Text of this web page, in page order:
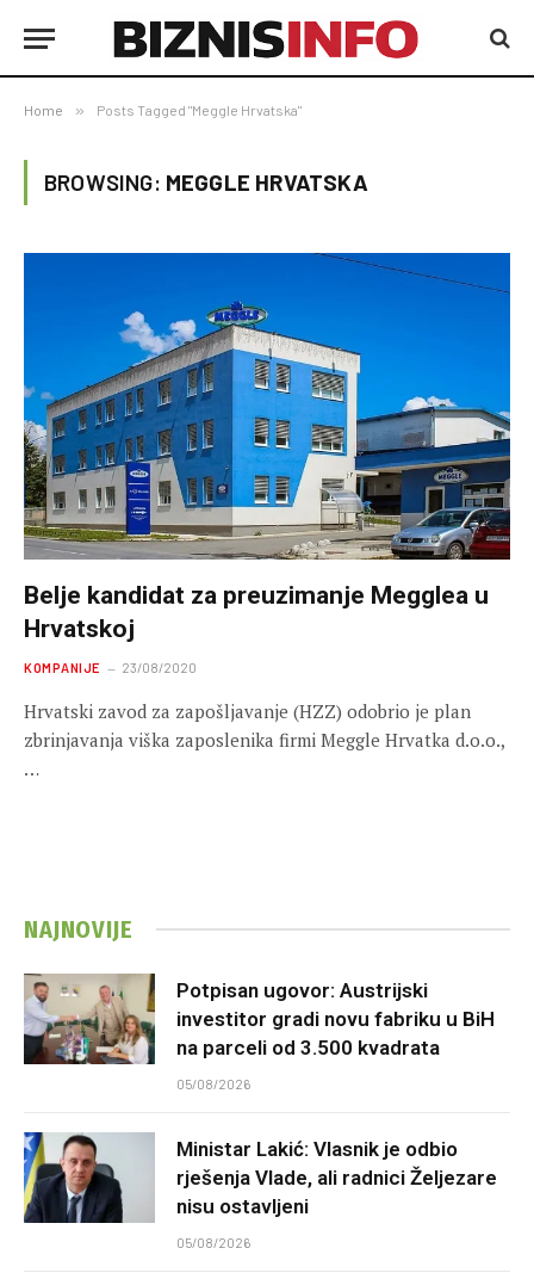
Home » Posts Tagged "Meggle Hrvatska"
BROWSING: MEGGLE HRVATSKA
Belje kandidat za preuzimanje Megglea u
Hrvatskoj
KOMPANIJE 23/08/2020
Hrvatski zavod za zapošljavanje (HZZ) odobrio je plan
zbrinjavanja viška zaposlenika firmi Meggle Hrvatka d.o.o.,
…
NAJNOVIJE
Potpisan ugovor: Austrijski
investitor gradi novu fabriku u BiH
na parceli od 3.500 kvadrata
05/08/2026
Ministar Lakić: Vlasnik je odbio
rješenja Vlade, ali radnici Željezare
nisu ostavljeni
05/08/2026